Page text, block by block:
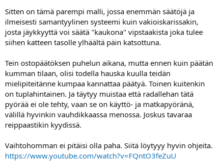
Sitten on tämä parempi malli, jossa enemmän säätöjä ja
ilmeisesti samantyylinen systeemi kuin vakioiskarissakin,
josta jäykkyyttä voi säätä "kaukona" vipstaakista joka tulee
siihen katteen tasolle ylhäältä päin katsottuna.
Tein ostopäätöksen puhelun aikana, mutta ennen kuin päätän
kumman tilaan, olisi todella hauska kuulla teidän
mielipiteitänne kumpaa kannattaa päätyä. Toinen kuitenkin
on tuplahintainen. Ja täytyy muistaa että radallehan tätä
pyörää ei ole tehty, vaan se on käyttö- ja matkapyöränä,
välillä hyvinkin vauhdikkaassa menossa. Joskus tavaraa
reippaastikin kyydissä.
Vaihtohomman ei pitäisi olla paha. Siitä löytyyy hyvin ohjeita.
https://www.youtube.com/watch?v=FQntO3feZuU